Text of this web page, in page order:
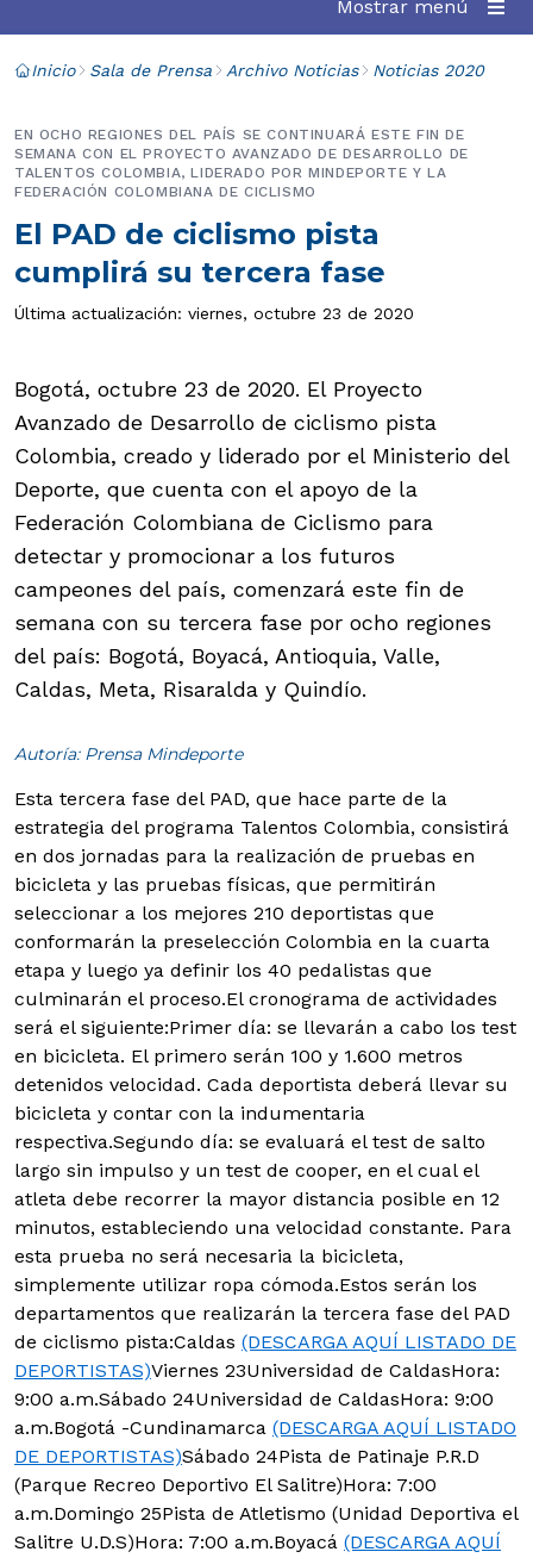
Mostrar menú
Inicio Sala de Prensa Archivo Noticias Noticias 2020
El PAD de ciclismo pista
cumplirá su tercera fase
EN OCHO REGIONES DEL PAÍS SE CONTINUARÁ ESTE FIN DE
SEMANA CON EL PROYECTO AVANZADO DE DESARROLLO DE
TALENTOS COLOMBIA, LIDERADO POR MINDEPORTE Y LA
FEDERACIÓN COLOMBIANA DE CICLISMO
Última actualización: viernes, octubre 23 de 2020
Bogotá, octubre 23 de 2020. El Proyecto
Avanzado de Desarrollo de ciclismo pista
Colombia, creado y liderado por el Ministerio del
Deporte, que cuenta con el apoyo de la
Federación Colombiana de Ciclismo para
detectar y promocionar a los futuros
campeones del país, comenzará este fin de
semana con su tercera fase por ocho regiones
del país: Bogotá, Boyacá, Antioquia, Valle,
Caldas, Meta, Risaralda y Quindío.
Autoría: Prensa Mindeporte
Esta tercera fase del PAD, que hace parte de la
estrategia del programa Talentos Colombia, consistirá
en dos jornadas para la realización de pruebas en
bicicleta y las pruebas físicas, que permitirán
seleccionar a los mejores 210 deportistas que
conformarán la preselección Colombia en la cuarta
etapa y luego ya definir los 40 pedalistas que
culminarán el proceso.El cronograma de actividades
será el siguiente:Primer día: se llevarán a cabo los test
en bicicleta. El primero serán 100 y 1.600 metros
detenidos velocidad. Cada deportista deberá llevar su
bicicleta y contar con la indumentaria
respectiva.Segundo día: se evaluará el test de salto
largo sin impulso y un test de cooper, en el cual el
atleta debe recorrer la mayor distancia posible en 12
minutos, estableciendo una velocidad constante. Para
esta prueba no será necesaria la bicicleta,
simplemente utilizar ropa cómoda.Estos serán los
departamentos que realizarán la tercera fase del PAD
de ciclismo pista:Caldas (DESCARGA AQUÍ LISTADO DE
DEPORTISTAS)Viernes 23Universidad de CaldasHora:
9:00 a.m.Sábado 24Universidad de CaldasHora: 9:00
a.m.Bogotá -Cundinamarca (DESCARGA AQUÍ LISTADO
DE DEPORTISTAS)Sábado 24Pista de Patinaje P.R.D
(Parque Recreo Deportivo El Salitre)Hora: 7:00
a.m.Domingo 25Pista de Atletismo (Unidad Deportiva el
Salitre U.D.S)Hora: 7:00 a.m.Boyacá (DESCARGA AQUÍ